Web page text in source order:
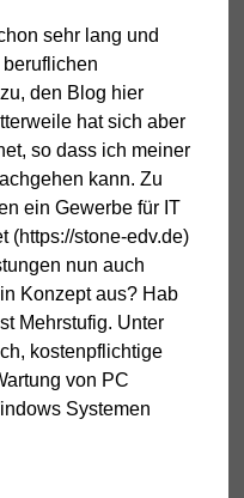
sehr lang und
den Blog hier
hat sich aber
so dass ich meiner
kann. Zu
ein Gewerbe für IT
(https://stone-edv.de)
nun auch
Konzept aus? Hab
Mehrstufig. Unter
kostenpflichtige
von PC
Systemen